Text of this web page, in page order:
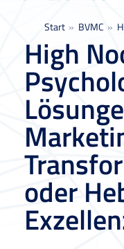
Sie befinden sich
Start BVMC
High
oder